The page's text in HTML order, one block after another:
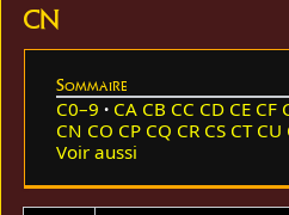
CN
Sommaire
C0–9 CA CB CC CD CE CF
CN CO CP CQ CR CS CT CU
Voir aussi